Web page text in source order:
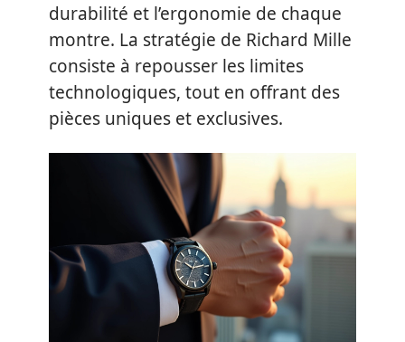
durabilité et l’ergonomie de chaque
montre. La stratégie de Richard Mille
consiste à repousser les limites
technologiques, tout en offrant des
pièces uniques et exclusives.